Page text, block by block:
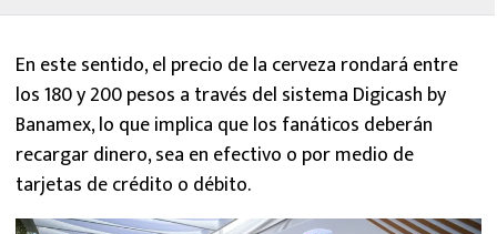
En este sentido, el precio de la cerveza rondará entre
los 180 y 200 pesos a través del sistema Digicash by
Banamex, lo que implica que los fanáticos deberán
recargar dinero, sea en efectivo o por medio de
tarjetas de crédito o débito.